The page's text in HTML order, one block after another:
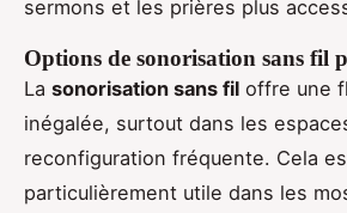
sermons et les prières plus
Options de sonorisation sans fil
La sonorisation sans fil offre une
inégalée, surtout dans les
reconfiguration fréquente. Cela
particulièrement utile dans les